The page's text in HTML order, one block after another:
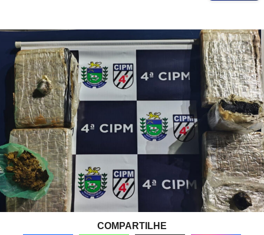
COMPARTILHE